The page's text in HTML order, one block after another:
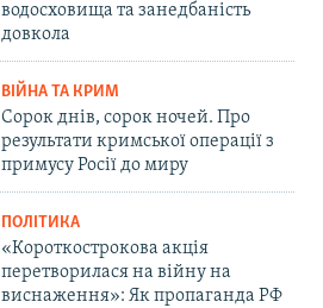
водосховища та занедбаність
довкола
ВІЙНА ТА КРИМ
Сорок днів, сорок ночей. Про
результати кримської операції з
примусу Росії до миру
ПОЛІТИКА
«Короткострокова акція
перетворилася на війну на
виснаження»: Як пропаганда РФ